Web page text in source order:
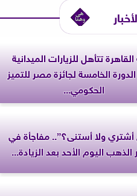
تتأهل للزيارات الميدانية
الخامسة لجائزة مصر للتميز
الحكومي...
أشتري ولا أستنى؟”.. مفاجأة في
الذهب اليوم الأحد بعد الزيادة...